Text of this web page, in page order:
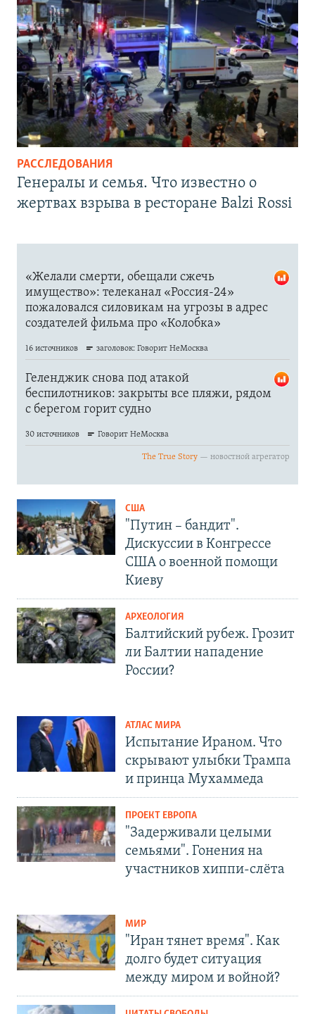
РАССЛЕДОВАНИЯ
Генералы и семья. Что известно о
жертвах взрыва в ресторане Balzi Rossi
США
"Путин – бандит".
Дискуссии в Конгрессе
США о военной помощи
Киеву
АРХЕОЛОГИЯ
Балтийский рубеж. Грозит
ли Балтии нападение
России?
АТЛАС МИРА
Испытание Ираном. Что
скрывают улыбки Трампа
и принца Мухаммеда
ПРОЕКТ ЕВРОПА
"Задерживали целыми
семьями". Гонения на
участников хиппи-слёта
МИР
"Иран тянет время". Как
долго будет ситуация
между миром и войной?